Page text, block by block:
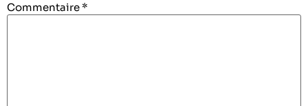
Commentaire *